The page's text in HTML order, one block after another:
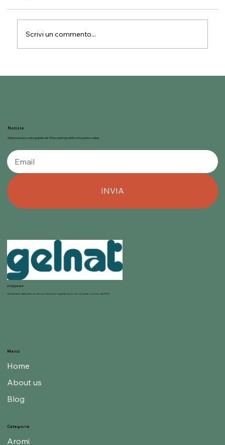
Scrivi un commento...
Notizie
Ottieni ora uno sconto gratuito del 20% su tutti i prodotti sul tuo primo ordine!
INVIA
info@gelnat.it
Gelnat nasce dalla passione dei suoi titolari per la gelateria, mondo nel quale operano dal 1950.
Categorie
Aromi
Menù
Home
About us
Blog